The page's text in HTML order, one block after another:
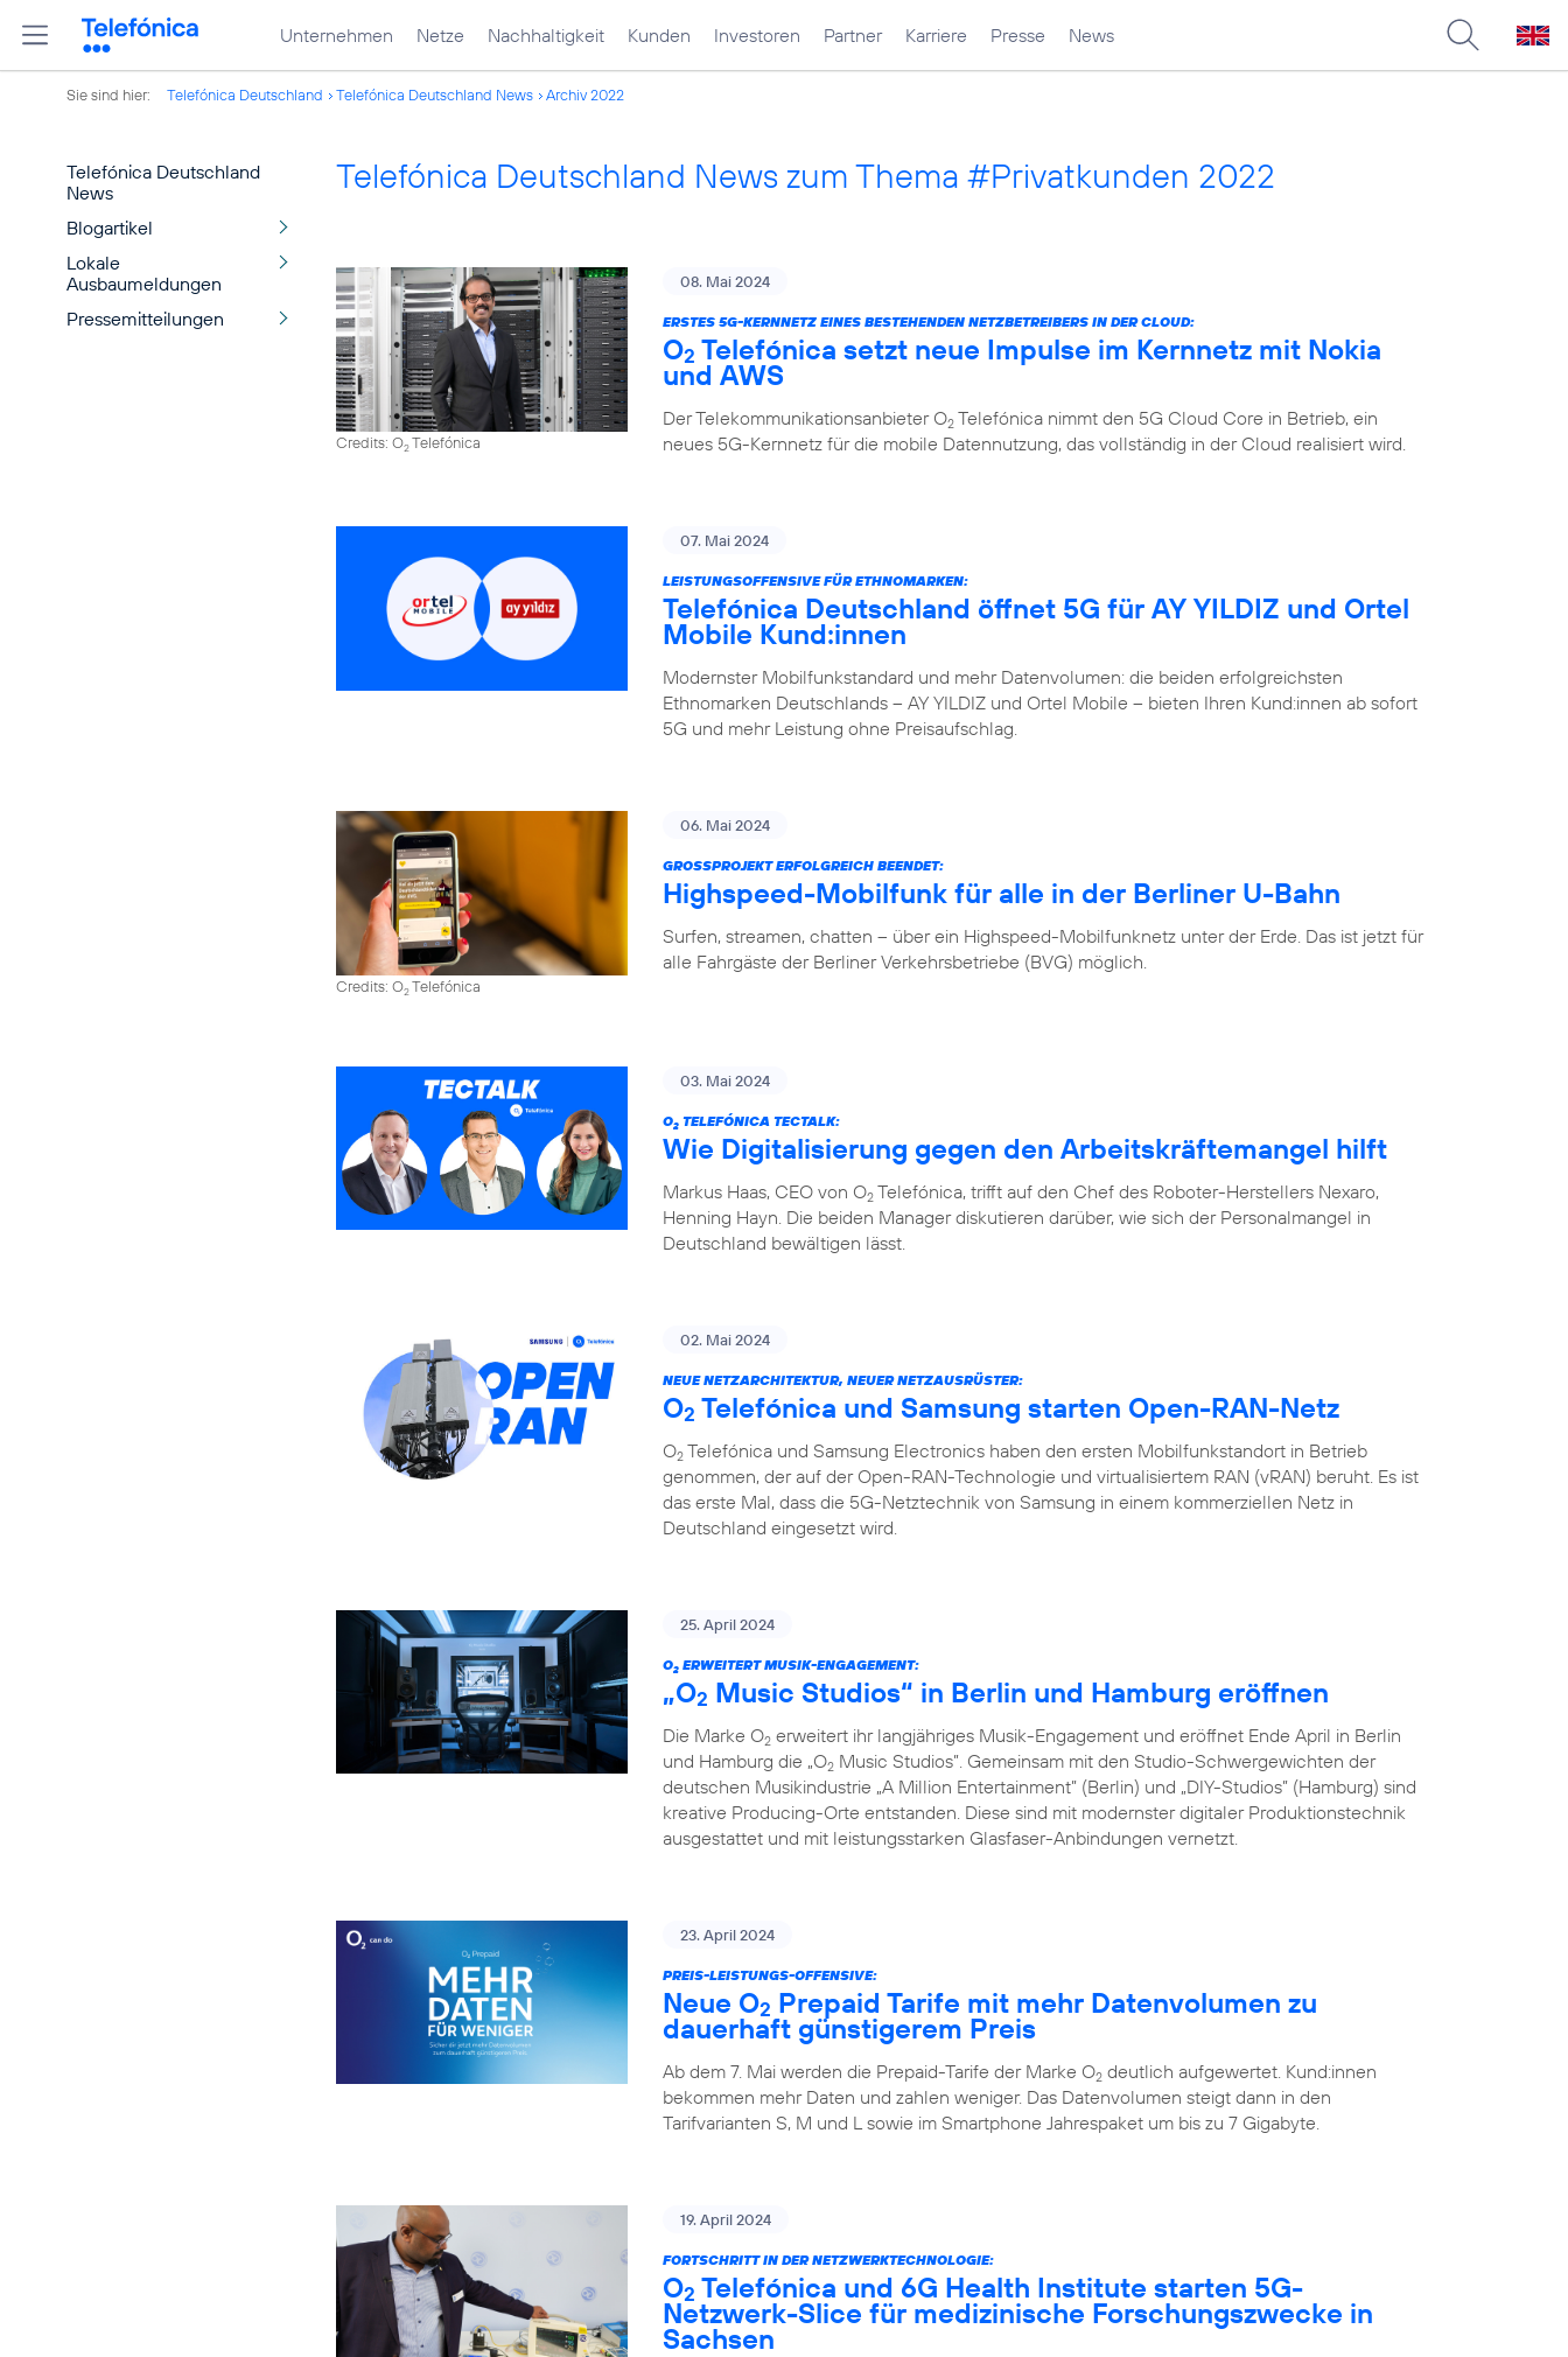
Unternehmen Netze Nachhaltigkeit Kunden Investoren Partner Karriere Presse News
Sie sind hier: Telefónica Deutschland Telefónica Deutschland News Archiv 2022
Telefónica Deutschland
News
Blogartikel
Lokale
Ausbaumeldungen
Pressemitteilungen
Telefónica Deutschland News zum Thema #Privatkunden 2022
Credits: O2Telefónica
08. Mai 2024
ERSTES 5G-KERNNETZ EINES BESTEHENDEN NETZBETREIBERS IN DER CLOUD:
O2 Telefónica setzt neue Impulse im Kernnetz mit Nokia
und AWS
Der Telekommunikationsanbieter O2 Telefónica nimmt den 5G Cloud Core in Betrieb, ein
neues 5G-Kernnetz für die mobile Datennutzung, das vollständig in der Cloud realisiert wird.
07. Mai 2024
LEISTUNGSOFFENSIVE FÜR ETHNOMARKEN:
Telefónica Deutschland öffnet 5G für AY YILDIZ und Ortel
Mobile Kund:innen
Modernster Mobilfunkstandard und mehr Datenvolumen: die beiden erfolgreichsten
Ethnomarken Deutschlands – AY YILDIZ und Ortel Mobile – bieten Ihren Kund:innen ab sofort
5G und mehr Leistung ohne Preisaufschlag.
Credits: O2Telefónica
06. Mai 2024
GROSSPROJEKT ERFOLGREICH BEENDET:
Highspeed-Mobilfunk für alle in der Berliner U-Bahn
Surfen, streamen, chatten – über ein Highspeed-Mobilfunknetz unter der Erde. Das ist jetzt für
alle Fahrgäste der Berliner Verkehrsbetriebe (BVG) möglich.
03. Mai 2024
O2 TELEFÓNICA TECTALK:
Wie Digitalisierung gegen den Arbeitskräftemangel hilft
Markus Haas, CEO von O2 Telefónica, trifft auf den Chef des Roboter-Herstellers Nexaro,
Henning Hayn. Die beiden Manager diskutieren darüber, wie sich der Personalmangel in
Deutschland bewältigen lässt.
02. Mai 2024
NEUE NETZARCHITEKTUR, NEUER NETZAUSRÜSTER:
O2 Telefónica und Samsung starten Open-RAN-Netz
O2 Telefónica und Samsung Electronics haben den ersten Mobilfunkstandort in Betrieb
genommen, der auf der Open-RAN-Technologie und virtualisiertem RAN (vRAN) beruht. Es ist
das erste Mal, dass die 5G-Netztechnik von Samsung in einem kommerziellen Netz in
Deutschland eingesetzt wird.
25. April 2024
O2 ERWEITERT MUSIK-ENGAGEMENT:
„O2 Music Studios“ in Berlin und Hamburg eröffnen
Die Marke O2 erweitert ihr langjähriges Musik-Engagement und eröffnet Ende April in Berlin
und Hamburg die „O2 Music Studios”. Gemeinsam mit den Studio-Schwergewichten der
deutschen Musikindustrie „A Million Entertainment” (Berlin) und „DIY-Studios” (Hamburg) sind
kreative Producing-Orte entstanden. Diese sind mit modernster digitaler Produktionstechnik
ausgestattet und mit leistungsstarken Glasfaser-Anbindungen vernetzt.
23. April 2024
PREIS-LEISTUNGS-OFFENSIVE:
Neue O2 Prepaid Tarife mit mehr Datenvolumen zu
dauerhaft günstigerem Preis
Ab dem 7. Mai werden die Prepaid-Tarife der Marke O2 deutlich aufgewertet. Kund:innen
bekommen mehr Daten und zahlen weniger. Das Datenvolumen steigt dann in den
Tarifvarianten S, M und L sowie im Smartphone Jahrespaket um bis zu 7 Gigabyte.
19. April 2024
FORTSCHRITT IN DER NETZWERKTECHNOLOGIE:
O2 Telefónica und 6G Health Institute starten 5G-
Netzwerk-Slice für medizinische Forschungszwecke in
Sachsen